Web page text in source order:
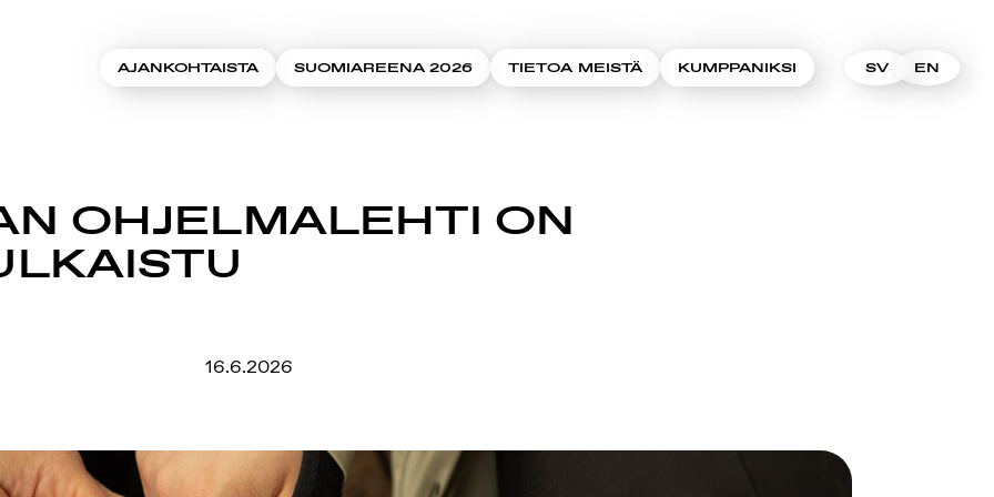
AJANKOHTAISTA
SUOMIAREENA 2026 TIETOA MEISTÄ KUMPPANIKSI SV EN
OHJELMALEHTI ON
16.6.2026